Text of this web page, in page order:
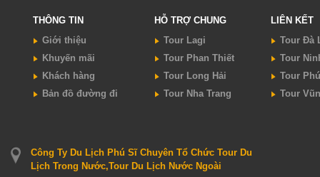
THÔNG TIN
Giới thiệu
Khuyến mãi
Khách hàng
Bản đồ đường đi
HỖ TRỢ CHUNG
Tour Lagi
Tour Phan Thiết
Tour Long Hải
Tour Nha Trang
LIÊN KẾT
Tour Đà
Tour
Tour
Tour
Công Ty Du Lịch Phú Sĩ Chuyên Tổ Chức Tour Du
Lịch Trong Nước,Tour Du Lịch Nước Ngoài